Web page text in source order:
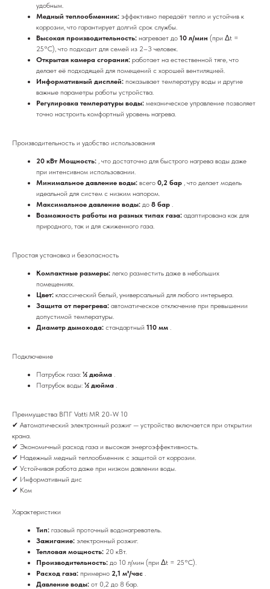
удобным.
Медный теплообменник: эффективно передаёт тепло и устойчив к
коррозии, что гарантирует долгий срок службы.
Высокая производительность: нагревает до 10 л/мин (при Δt =
25°C), что подходит для семей из 2–3 человек.
Открытая камера сгорания: работает на естественной тяге, что
делает её подходящей для помещений с хорошей вентиляцией.
Информативный дисплей: показывает температуру воды и другие
важные параметры работы устройства.
Регулировка температуры воды: механическое управление позволяет
точно настроить комфортный уровень нагрева.
Производительность и удобство использования
20 кВт Мощность: , что достаточно для быстрого нагрева воды даже
при интенсивном использовании.
Минимальное давление воды: всего 0,2 бар , что делает модель
идеальной для систем с низким напором.
Максимальное давление воды: до 8 бар .
Возможность работы на разных типах газа: адаптирована как для
природного, так и для сжиженного газа.
Простая установка и безопасность
Компактные размеры: легко разместить даже в небольших
помещениях.
Цвет: классический белый, универсальный для любого интерьера.
Защита от перегрева: автоматическое отключение при превышении
допустимой температуры.
Диаметр дымохода: стандартный 110 мм .
Подключение
Патрубок газа: ½ дюйма .
Патрубок воды: ½ дюйма .
Преимущества ВПГ Vatti MR 20-W 10
✔ Автоматический электронный розжиг — устройство включается при открытии
крана.
✔ Экономичный расход газа и высокая энергоэффективность.
✔ Надежный медный теплообменник с защитой от коррозии.
✔ Устойчивая работа даже при низком давлении воды.
✔ Информативный дис
✔ Ком
Характеристики
Тип: газовый проточный водонагреватель.
Зажигание: электронный розжиг.
Тепловая мощность: 20 кВт.
Производительность: до 10 л/мин (при Δt = 25°C).
Расход газа: примерно 2,1 м³/час .
Давление воды: от 0,2 до 8 бар.